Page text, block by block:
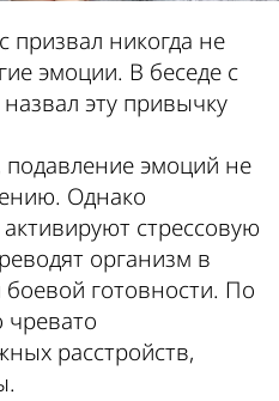
призвал никогда не
эмоции. В беседе с
эту привычку
эмоций не
Однако
стрессовую
организм в
готовности. По
чревато
расстройств,